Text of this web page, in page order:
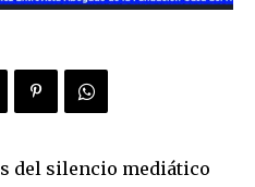
del silencio mediático